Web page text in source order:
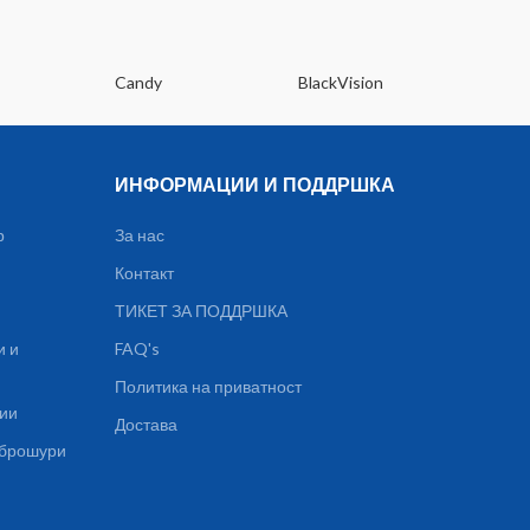
Candy BlackVision
и
ИНФОРМАЦИИ И ПОДДРШКА
За нас
Контакт
ТИКЕТ ЗА ПОДДРШКА
FAQ's
Политика на приватност
Достава